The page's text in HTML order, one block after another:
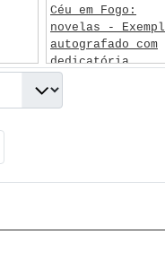
Céu em Fogo:
novelas -
autografado com
dedicatória
11/05/1915